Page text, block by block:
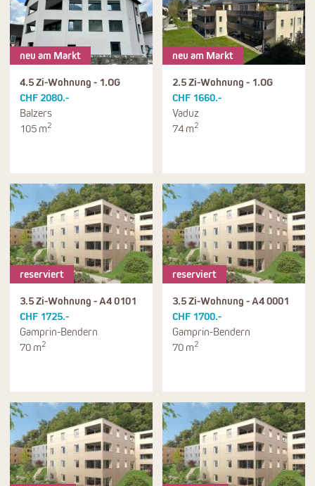
neu am Markt
4.5 Zi-Wohnung - 1.OG
CHF 2080.-
Balzers
105 m2
neu am Markt
2.5 Zi-Wohnung - 1.OG
CHF 1660.-
Vaduz
74 m2
reserviert
3.5 Zi-Wohnung - A4 0101
CHF 1725.-
Gamprin-Bendern
70 m2
reserviert
3.5 Zi-Wohnung - A4 0001
CHF 1700.-
Gamprin-Bendern
70 m2